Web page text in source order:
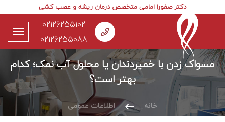
02126255102
02126255088
دکتر صفورا امامی متخصص درمان ریشه و عصب کشی
مسواک زدن با خمیردندان یا محلول آب نمک؛ کدام
بهتر است؟
خانه اطلاعات عمومی